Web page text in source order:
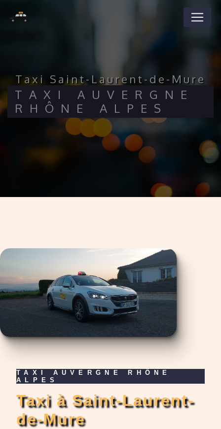
taxi Saint-Laurent-de-Mure
TAXI AUVERGNE
RHÔNE ALPES
TAXI AUVERGNE RHÔNE
ALPES
taxi à Saint-Laurent-
de-Mure